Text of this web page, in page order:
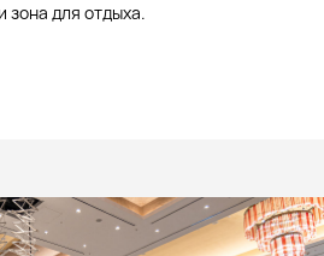
зона для отдыха.